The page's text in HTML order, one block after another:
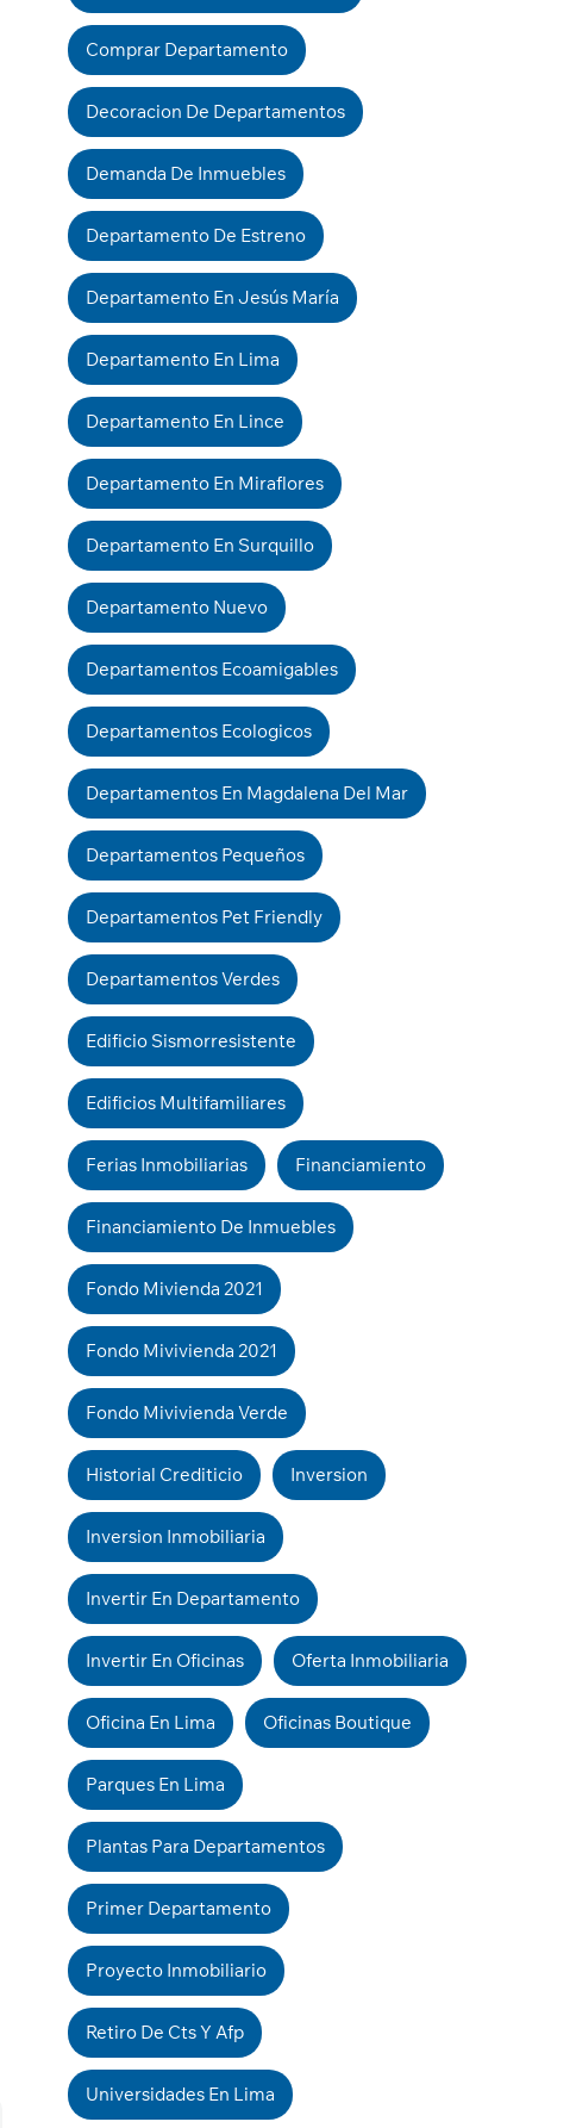
Comprar Departamento
Decoracion De Departamentos
Demanda De Inmuebles
Departamento De Estreno
Departamento En Jesús María
Departamento En Lima
Departamento En Lince
Departamento En Miraflores
Departamento En Surquillo
Departamento Nuevo
Departamentos Ecoamigables
Departamentos Ecologicos
Departamentos En Magdalena Del Mar
Departamentos Pequeños
Departamentos Pet Friendly
Departamentos Verdes
Edificio Sismorresistente
Edificios Multifamiliares
Ferias Inmobiliarias Financiamiento
Financiamiento De Inmuebles
Fondo Mivienda 2021
Fondo Mivivienda 2021
Fondo Mivivienda Verde
Historial Crediticio Inversion
Inversion Inmobiliaria
Invertir En Departamento
Invertir En Oficinas Oferta Inmobiliaria
Oficina En Lima Oficinas Boutique
Parques En Lima
Plantas Para Departamentos
Primer Departamento
Proyecto Inmobiliario
Retiro De Cts Y Afp
Universidades En Lima